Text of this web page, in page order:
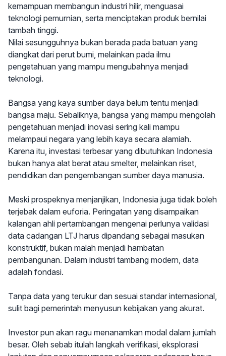
kemampuan membangun industri hilir, menguasai
teknologi pemurnian, serta menciptakan produk bernilai
tambah tinggi.
Nilai sesungguhnya bukan berada pada batuan yang
diangkat dari perut bumi, melainkan pada ilmu
pengetahuan yang mampu mengubahnya menjadi
teknologi.
Bangsa yang kaya sumber daya belum tentu menjadi
bangsa maju. Sebaliknya, bangsa yang mampu mengolah
pengetahuan menjadi inovasi sering kali mampu
melampaui negara yang lebih kaya secara alamiah.
Karena itu, investasi terbesar yang dibutuhkan Indonesia
bukan hanya alat berat atau smelter, melainkan riset,
pendidikan dan pengembangan sumber daya manusia.
Meski prospeknya menjanjikan, Indonesia juga tidak boleh
terjebak dalam euforia. Peringatan yang disampaikan
kalangan ahli pertambangan mengenai perlunya validasi
data cadangan LTJ harus dipandang sebagai masukan
konstruktif, bukan malah menjadi hambatan
pembangunan. Dalam industri tambang modern, data
adalah fondasi.
Tanpa data yang terukur dan sesuai standar internasional,
sulit bagi pemerintah menyusun kebijakan yang akurat.
Investor pun akan ragu menanamkan modal dalam jumlah
besar. Oleh sebab itulah langkah verifikasi, eksplorasi